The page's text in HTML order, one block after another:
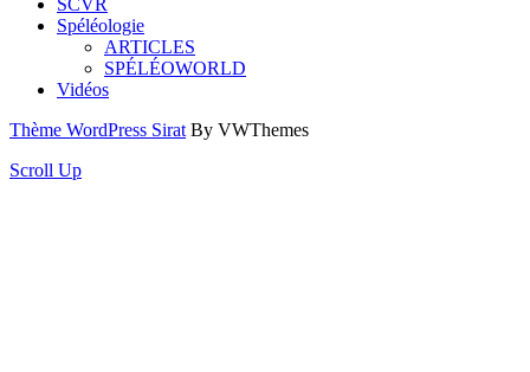
SCVR
Spéléologie
ARTICLES
SPÉLÉOWORLD
Vidéos
Thème WordPress Sirat By VWThemes
Scroll Up